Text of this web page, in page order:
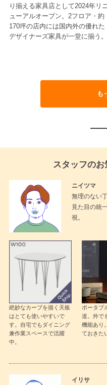
り揃える家具店として2024年リニ
ューアルオープン。2フロア・約
170坪の店内には国内外の優れた
デザイナーズ家具が一堂に揃う。
も
スタッフの
ニイツマ
無理のない
見た目の統
視。
絶妙なカーブを描く天板
はとても使いやすいで
す。自宅でもダイニング
兼作業スペースで活躍
中。
ポータブ
道。外で
機能あり
ておきた
イリサ